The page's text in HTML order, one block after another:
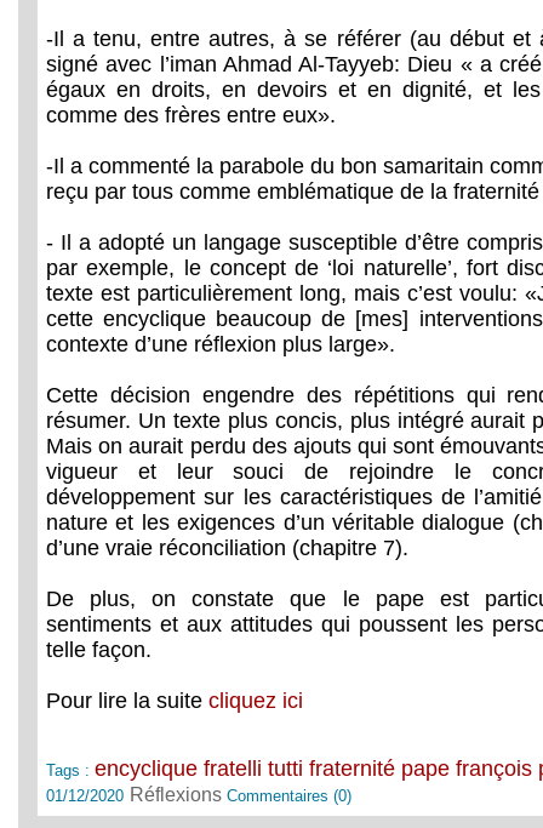
-Il a tenu, entre autres, à se référer (au début et
signé avec l’iman Ahmad Al-Tayyeb: Dieu « a
égaux en droits, en devoirs et en dignité, et
comme des frères entre eux».
-Il a commenté la parabole du bon samaritain
reçu par tous comme emblématique de la
- Il a adopté un langage susceptible d’être
par exemple, le concept de ‘loi naturelle’, fort
texte est particulièrement long, mais c’est voulu:
cette encyclique beaucoup de [mes]
contexte d’une réflexion plus large».
Cette décision engendre des répétitions qui
résumer. Un texte plus concis, plus intégré aurait
Mais on aurait perdu des ajouts qui sont
vigueur et leur souci de rejoindre le
développement sur les caractéristiques de
nature et les exigences d’un véritable dialogue
d’une vraie réconciliation (chapitre 7).
De plus, on constate que le pape est
sentiments et aux attitudes qui poussent les
telle façon.
Pour lire la suitecliquez ici
Tags :encyclique fratelli tutti fraternité pape françois
01/12/2020 RéflexionsCommentaires (0)